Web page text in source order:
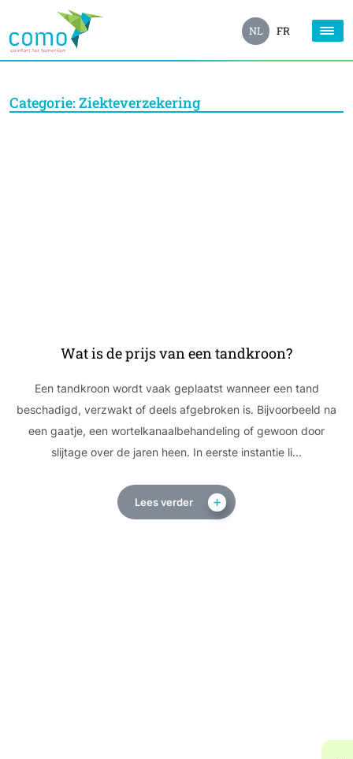
NL FR
Categorie:Ziekteverzekering
Wat is de prijs van een tandkroon?
Een tandkroon wordt vaak geplaatst wanneer een tand
beschadigd, verzwakt of deels afgebroken is. Bijvoorbeeld na
een gaatje, een wortelkanaalbehandeling of gewoon door
slijtage over de jaren heen. In eerste instantie li...
Lees verder